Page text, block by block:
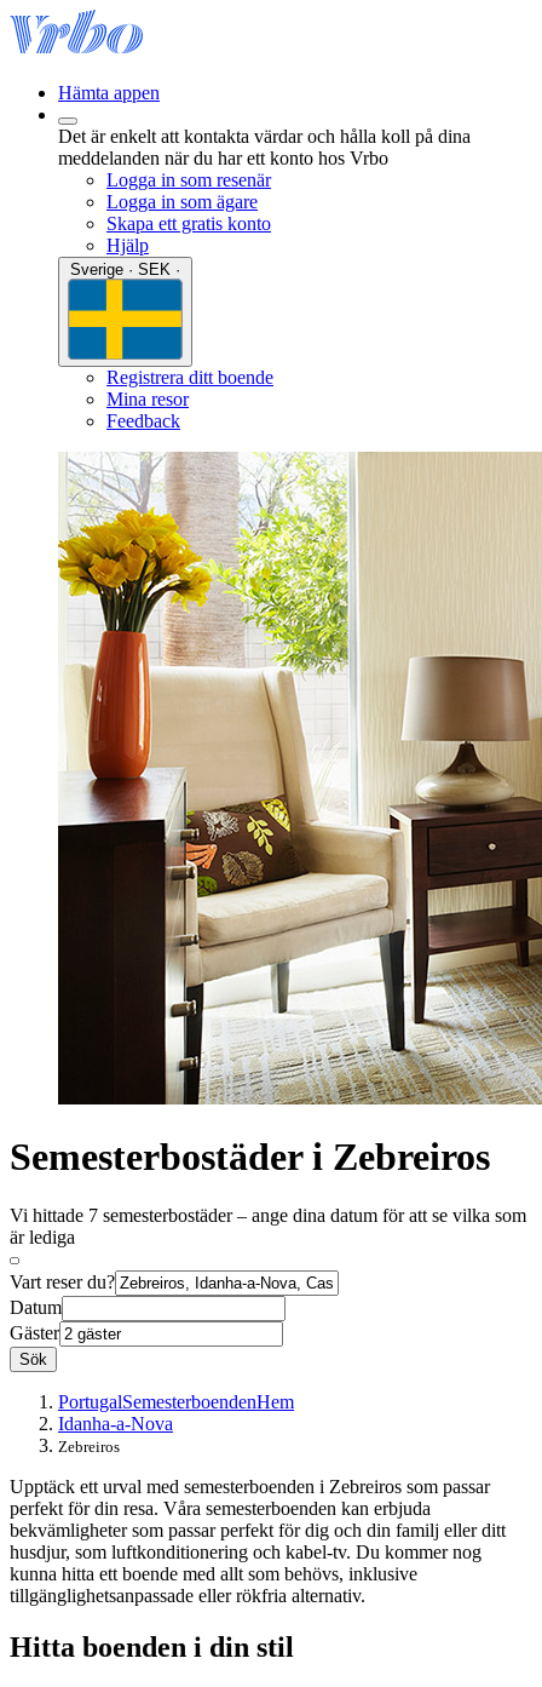
Hämta appen
Det är enkelt att kontakta värdar och hålla koll på dina
meddelanden när du har ett konto hos Vrbo
Logga in som resenär
Logga in som ägare
Skapa ett gratis konto
Hjälp
Registrera ditt boende
Mina resor
Feedback
Semesterbostäder i Zebreiros
Vi hittade 7 semesterbostäder – ange dina datum för att se vilka som
är lediga
Vart reser du?
Datum
Gäster
Sök
PortugalSemesterboendenHem
Idanha-a-Nova
Zebreiros
Upptäck ett urval med semesterboenden i Zebreiros som passar
perfekt för din resa. Våra semesterboenden kan erbjuda
bekvämligheter som passar perfekt för dig och din familj eller ditt
husdjur, som luftkonditionering och kabel-tv. Du kommer nog
kunna hitta ett boende med allt som behövs, inklusive
tillgänglighetsanpassade eller rökfria alternativ.
Hitta boenden i din stil